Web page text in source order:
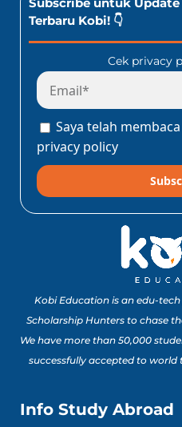
Terbaru Kobi! 👇
Cek privacy
Saya telah
privacy policy
Kobi Education is an edu-
Scholarship Hunters to chase
We have more than 50,000
successfully accepted to world
Info Study Abroad